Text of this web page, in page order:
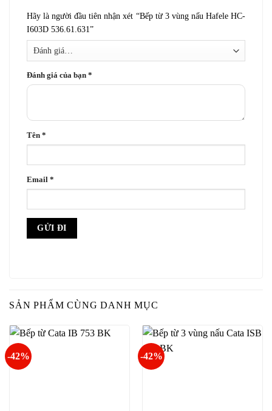
Hãy là người đầu tiên nhận xét “Bếp từ 3 vùng nấu Hafele HC-
I603D 536.61.631”
Đánh giá của bạn *
Tên *
Email *
SẢN PHẨM CÙNG DANH MỤC
-42% -42%